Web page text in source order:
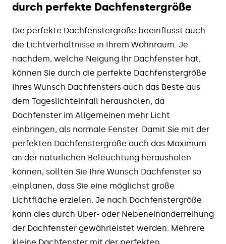
durch perfekte Dachfenstergröße
Die perfekte Dachfenstergröße beeinflusst auch
die Lichtverhältnisse in Ihrem Wohnraum. Je
nachdem, welche Neigung Ihr Dachfenster hat,
können Sie durch die perfekte Dachfenstergröße
Ihres Wunsch Dachfensters auch das Beste aus
dem Tageslichteinfall herausholen, da
Dachfenster im Allgemeinen mehr Licht
einbringen, als normale Fenster. Damit Sie mit der
perfekten Dachfenstergröße auch das Maximum
an der natürlichen Beleuchtung herausholen
können, sollten Sie Ihre Wunsch Dachfenster so
einplanen, dass Sie eine möglichst große
Lichtfläche erzielen. Je nach Dachfenstergröße
kann dies durch Über- oder Nebeneinanderreihung
der Dachfenster gewährleistet werden. Mehrere